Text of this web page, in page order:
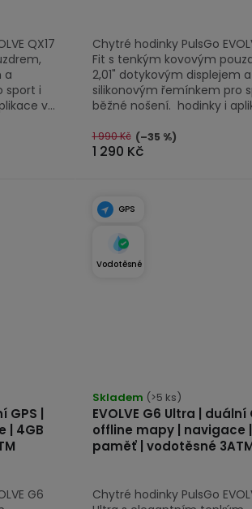
QX17
a
sport i
v...
1 290 Kč
1 990 Kč (–35 %)
Chytré hodinky PulsGo
Fit s tenkým kovovým
2,01" dotykovým displejem a
silikonovým řemínkem pro
běžné nošení. hodinky i
|
| 4GB
G6
GPS
Vodotěsné
EVOLVE G6 Ultra | duální
offline mapy | navigace
paměť | vodotěsné
hodnocení
produktu
je
5,0
5
Skladem (>5 ks)
Chytré hodinky PulsGo